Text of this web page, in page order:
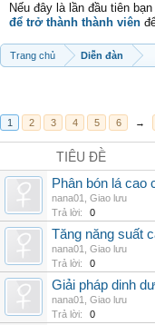
Nếu đây là lần đầu tiên
để trở thành thành viên
Trang chủ Diễn đàn
1 2 3 4 5 6 →
TIÊU ĐỀ
Phân bón lá cao
nana01
Giao lưu
Trả lời:
0
Tăng năng suất
nana01
Giao lưu
Trả lời:
0
Giải pháp dinh
nana01
Giao lưu
Trả lời:
0